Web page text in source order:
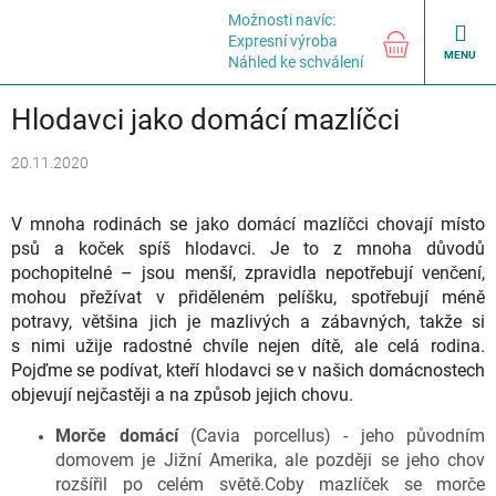
Možnosti navíc:
Expresní výroba
Náhled ke schválení
NÁKUPNÍ
KOŠÍK
Hlodavci jako domácí mazlíčci
20.11.2020
V mnoha rodinách se jako domácí mazlíčci chovají místo
psů a koček spíš hlodavci. Je to z mnoha důvodů
pochopitelné – jsou menší, zpravidla nepotřebují venčení,
mohou přežívat v přiděleném pelíšku, spotřebují méně
potravy, většina jich je mazlivých a zábavných, takže si
s nimi užije radostné chvíle nejen dítě, ale celá rodina.
Pojďme se podívat, kteří hlodavci se v našich domácnostech
objevují nejčastěji a na způsob jejich chovu.
Morče domácí (Cavia porcellus) - jeho původním
domovem je Jižní Amerika, ale později se jeho chov
rozšířil po celém světě.Coby mazlíček se morče